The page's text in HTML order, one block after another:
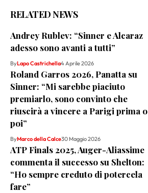
RELATED NEWS
Andrey Rublev: “Sinner e Alcaraz
adesso sono avanti a tutti”
ByLapo Castrichella4 Aprile 2026
Roland Garros 2026, Panatta su
Sinner: “Mi sarebbe piaciuto
premiarlo, sono convinto che
riuscirà a vincere a Parigi prima o
poi”
ByMarco della Calce30 Maggio 2026
ATP Finals 2025, Auger-Aliassime
commenta il successo su Shelton:
“Ho sempre creduto di potercela
fare”